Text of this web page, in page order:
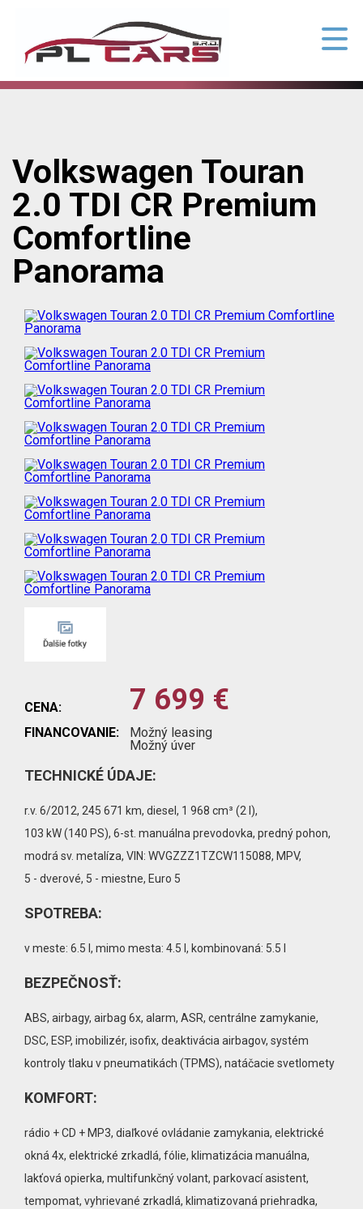
Volkswagen Touran
2.0 TDI CR Premium
Comfortline
Panorama
CENA: 7 699 €
FINANCOVANIE:
Možný leasing
Možný úver
TECHNICKÉ ÚDAJE:
r.v. 6/2012, 245 671 km, diesel, 1 968 cm³ (2 l),
103 kW (140 PS), 6-st. manuálna prevodovka, predný pohon,
modrá sv. metalíza, VIN: WVGZZZ1TZCW115088, MPV,
5 - dverové, 5 - miestne, Euro 5
SPOTREBA:
v meste: 6.5 l, mimo mesta: 4.5 l, kombinovaná: 5.5 l
BEZPEČNOSŤ:
ABS, airbagy, airbag 6x, alarm, ASR, centrálne zamykanie,
DSC, ESP, imobilizér, isofix, deaktivácia airbagov, systém
kontroly tlaku v pneumatikách (TPMS), natáčacie svetlomety
KOMFORT:
rádio + CD + MP3, diaľkové ovládanie zamykania, elektrické
okná 4x, elektrické zrkadlá, fólie, klimatizácia manuálna,
lakťová opierka, multifunkčný volant, parkovací asistent,
tempomat, vyhrievané zrkadlá, klimatizovaná priehradka,